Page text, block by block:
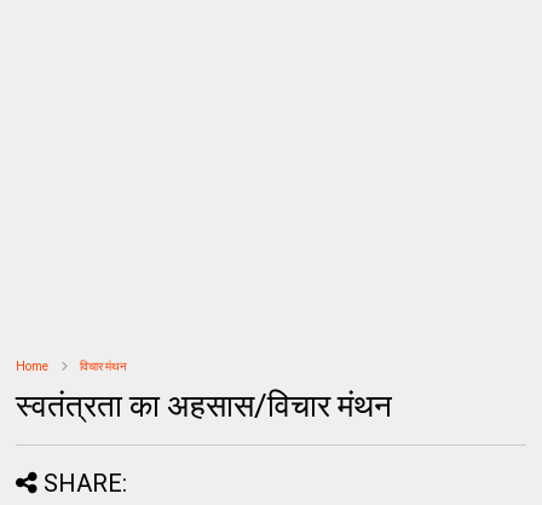
Home विचार मंथन
स्वतंत्रता का अहसास/विचार मंथन
SHARE: